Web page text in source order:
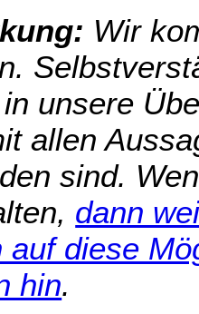
Wir
unsere
allen
sind.
dann
auf diese
hin.